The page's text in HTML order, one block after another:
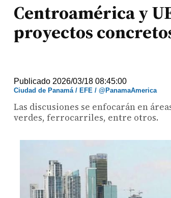
Centroamérica y
proyectos
Publicado 2026/03/18 08:45:00
Ciudad de Panamá / EFE / @PanamaAmerica
Las discusiones se enfocarán en
verdes, ferrocarriles, entre otros.